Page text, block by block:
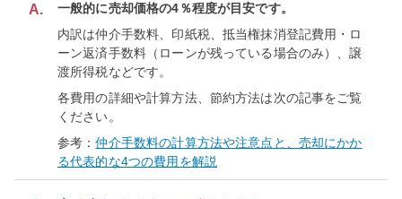
A.
一般的に売却価格の4％程度が目安です。
内訳は仲介手数料、印紙税、抵当権抹消登記費用・ロ
ーン返済手数料（ローンが残っている場合のみ）、譲
渡所得税などです。
各費用の詳細や計算方法、節約方法は次の記事をご覧
ください。
参考：仲介手数料の計算方法や注意点と、売却にかか
る代表的な4つの費用を解説